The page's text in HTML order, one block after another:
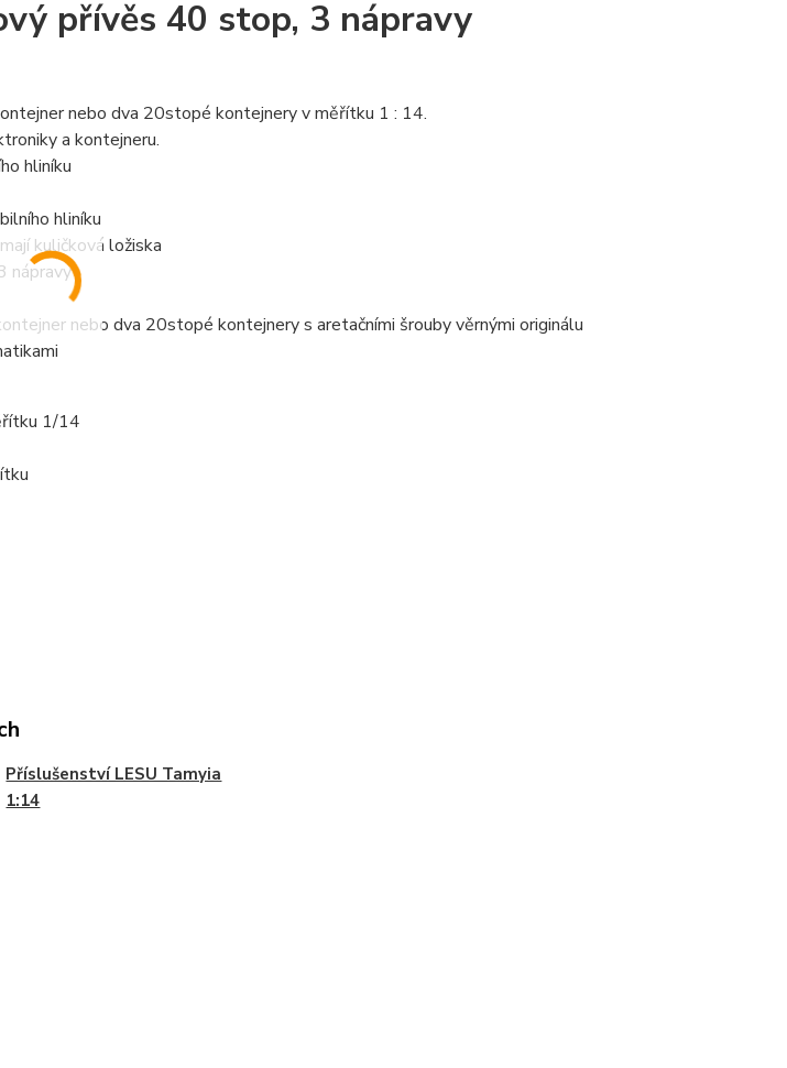
přívěs 40 stop, 3 nápravy
nebo dva 20stopé kontejnery v měřítku 1 : 14.
a kontejneru.
hliníku
hliníku
kuličková ložiska
nápravy
nebo dva 20stopé kontejnery s aretačními šrouby věrnými originálu
1/14
Příslušenství LESU Tamyia
1:14